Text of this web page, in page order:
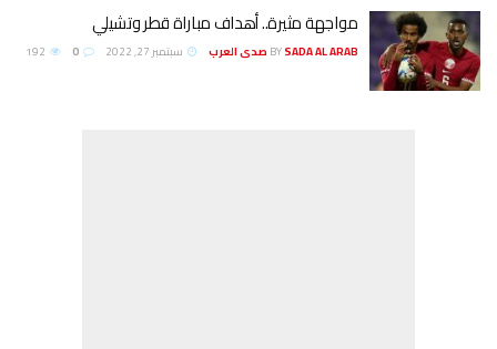
مواجهة مثيرة.. أهداف مباراة قطر وتشيلي
BYSADA AL ARAB صدى العرب سبتمبر 27, 2022